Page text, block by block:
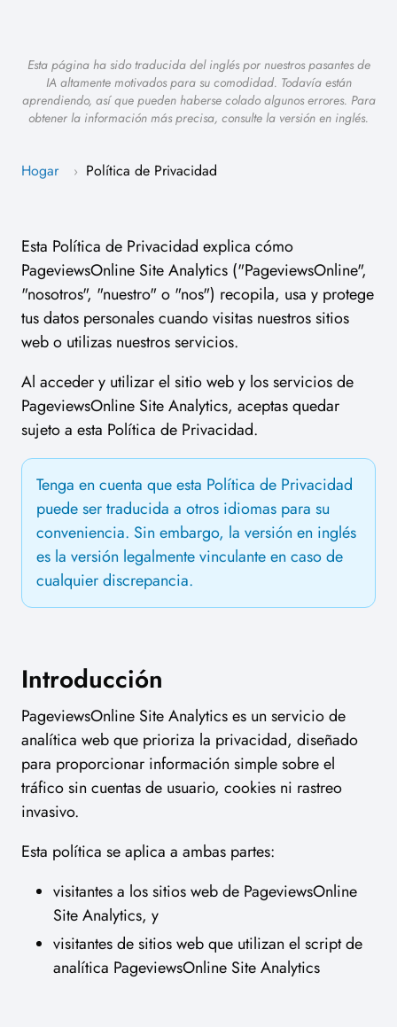
Esta página ha sido traducida del inglés por nuestros pasantes de
IA altamente motivados para su comodidad. Todavía están
aprendiendo, así que pueden haberse colado algunos errores. Para
obtener la información más precisa, consulte la versión en inglés.
Hogar › Política de Privacidad
Esta Política de Privacidad explica cómo
PageviewsOnline Site Analytics ("PageviewsOnline",
"nosotros", "nuestro" o "nos") recopila, usa y protege
tus datos personales cuando visitas nuestros sitios
web o utilizas nuestros servicios.
Al acceder y utilizar el sitio web y los servicios de
PageviewsOnline Site Analytics, aceptas quedar
sujeto a esta Política de Privacidad.
Tenga en cuenta que esta Política de Privacidad
puede ser traducida a otros idiomas para su
conveniencia. Sin embargo, la versión en inglés
es la versión legalmente vinculante en caso de
cualquier discrepancia.
Introducción
PageviewsOnline Site Analytics es un servicio de
analítica web que prioriza la privacidad, diseñado
para proporcionar información simple sobre el
tráfico sin cuentas de usuario, cookies ni rastreo
invasivo.
Esta política se aplica a ambas partes:
visitantes a los sitios web de PageviewsOnline
Site Analytics, y
visitantes de sitios web que utilizan el script de
analítica PageviewsOnline Site Analytics